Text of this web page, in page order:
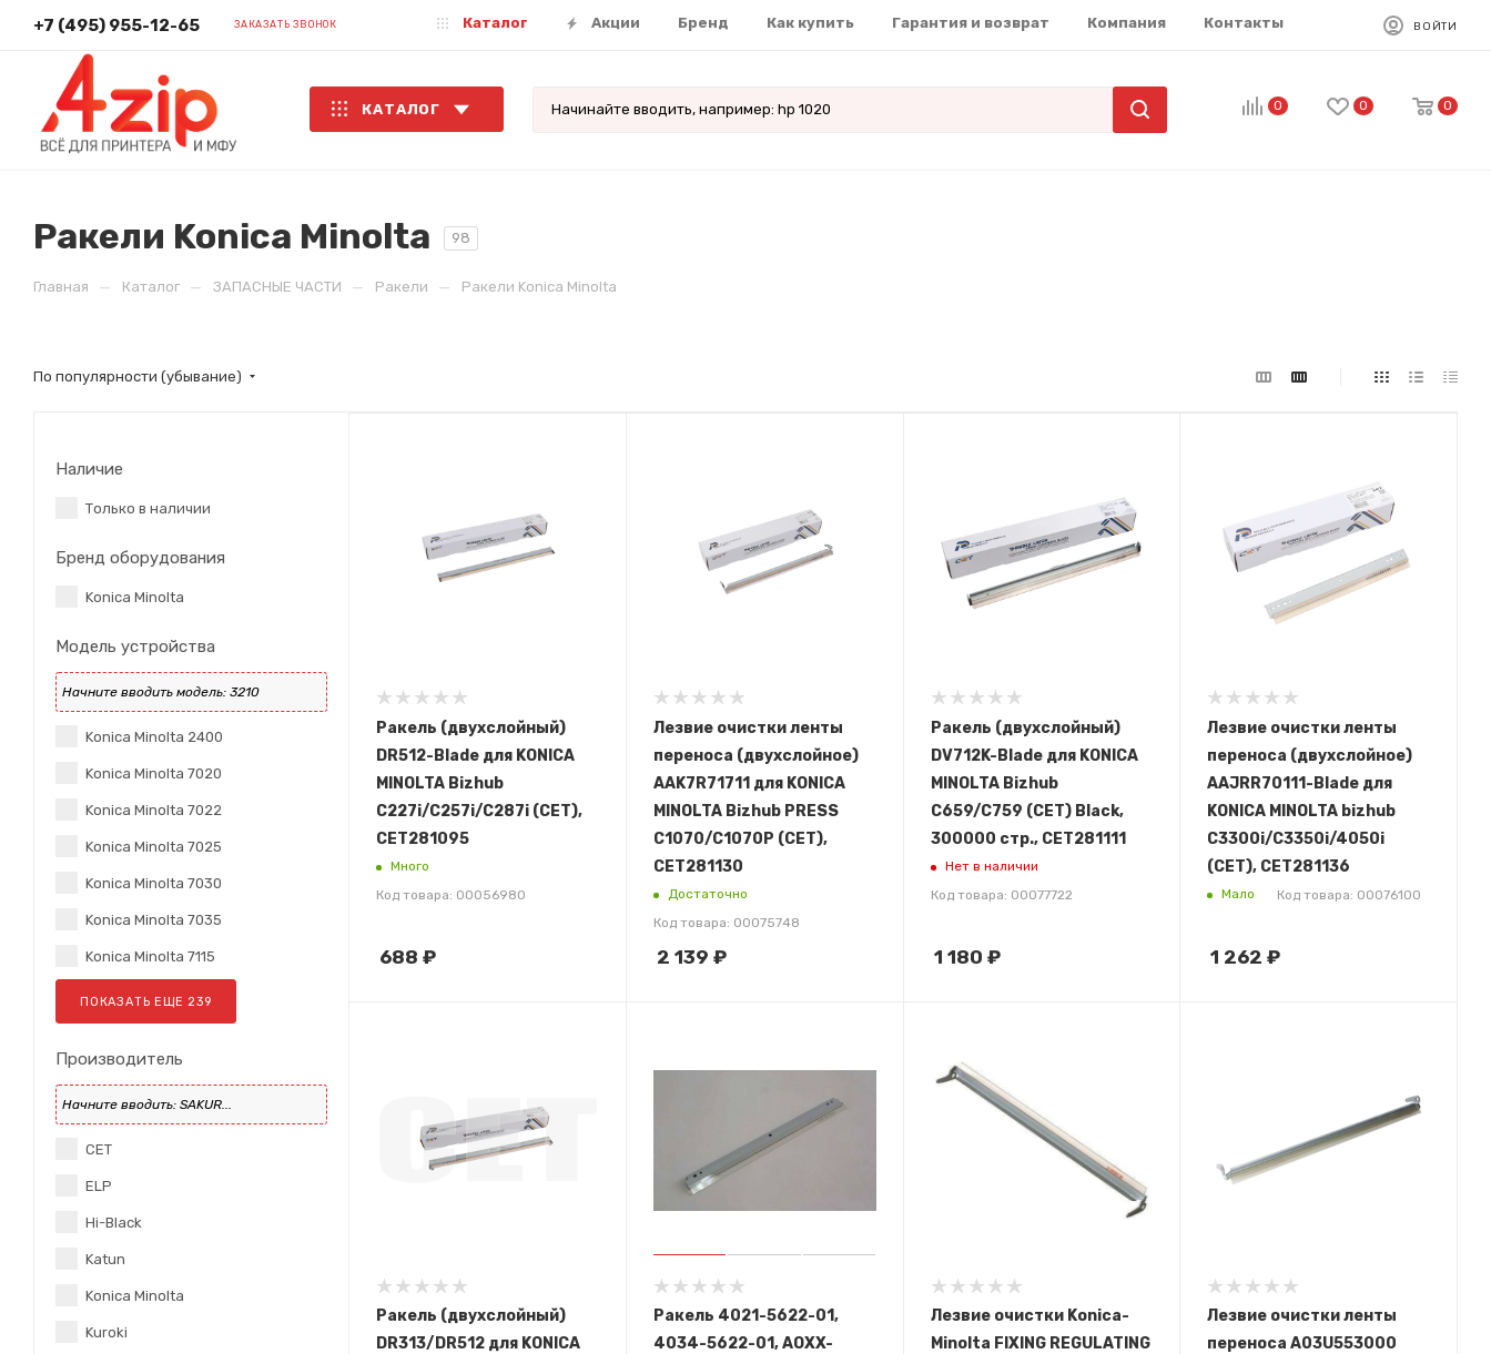
+7 (495) 955-12-65 ЗАКАЗАТЬ ЗВОНОК Каталог Акции Бренд Как купить Гарантия и возврат Компания Контакты ВОЙТИ
КАТАЛОГ 0 0 0
Ракели Konica Minolta 98
Главная — Каталог — ЗАПАСНЫЕ ЧАСТИ — Ракели — Ракели Konica Minolta
По популярности (убывание)
Наличие
Только в наличии
Бренд оборудования
Konica Minolta
Модель устройства
Konica Minolta 2400
Konica Minolta 7020
Konica Minolta 7022
Konica Minolta 7025
Konica Minolta 7030
Konica Minolta 7035
Konica Minolta 7115
ПОКАЗАТЬ ЕЩЕ239
Производитель
CET
ELP
Hi-Black
Katun
Konica Minolta
Kuroki
Ракель (двухслойный)
DR512-Blade для KONICA
MINOLTA Bizhub
C227i/C257i/C287i (CET),
CET281095
Много
Код товара: 00056980
688 ₽
Лезвие очистки ленты
переноса (двухслойное)
AAK7R71711 для KONICA
MINOLTA Bizhub PRESS
C1070/C1070P (CET),
CET281130
Достаточно
Код товара: 00075748
2 139 ₽
Ракель (двухслойный)
DV712K-Blade для KONICA
MINOLTA Bizhub
C659/C759 (CET) Black,
300000 стр., CET281111
Нет в наличии
Код товара: 00077722
1 180 ₽
Лезвие очистки ленты
переноса (двухслойное)
AAJRR70111-Blade для
KONICA MINOLTA bizhub
C3300i/C3350i/4050i
(CET), CET281136
Мало Код товара: 00076100
1 262 ₽
Ракель (двухслойный)
DR313/DR512 для KONICA
Ракель 4021-5622-01,
4034-5622-01, AOXX-
Лезвие очистки Konica-
Minolta FIXING REGULATING
Лезвие очистки ленты
переноса A03U553000